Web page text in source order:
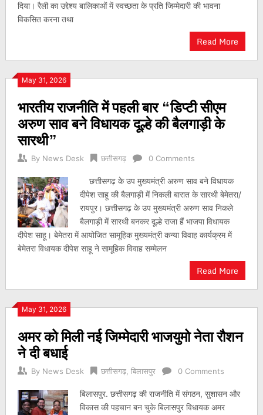
दिया। रैली का उद्देश्य बालिकाओं में स्वच्छता के प्रति जिम्मेदारी की भावना
विकसित करना तथा
Read More
May 31, 2026
भारतीय राजनीति में पहली बार “डिप्टी सीएम
अरुण साव बने विधायक दूल्हे की बैलगाड़ी के
सारथी”
By News Desk छत्तीसगढ़ 0 Comments
छत्तीसगढ़ के उप मुख्यमंत्री अरुण साव बने विधायक
दीपेश साहू की बैलगाड़ी में निकली बारात के सारथी बेमेतरा/
रायपुर। छत्तीसगढ़ के उप मुख्यमंत्री अरुण साव निकले
बैलगाड़ी में सारथी बनकर दूल्हे राजा हैं भाजपा विधायक
दीपेश साहू। बेमेतरा में आयोजित सामूहिक मुख्यमंत्री कन्या विवाह कार्यक्रम में
बेमेतरा विधायक दीपेश साहू ने सामूहिक विवाह सम्मेलन
Read More
May 31, 2026
अमर को मिली नई जिम्मेदारी भाजयुमो नेता रौशन
ने दी बधाई
By News Desk छत्तीसगढ़, बिलासपुर 0 Comments
बिलासपुर. छत्तीसगढ़ की राजनीति में संगठन, सुशासन और
विकास की पहचान बन चुके बिलासपुर विधायक अमर